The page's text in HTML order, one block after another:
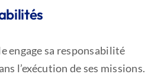
engage sa responsabilité
l’exécution de ses missions.